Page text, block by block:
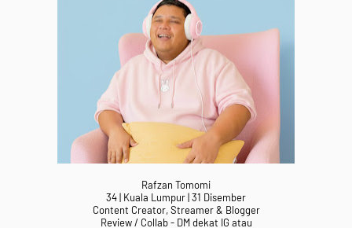
Rafzan Tomomi
34 | Kuala Lumpur | 31 Disember
Content Creator, Streamer & Blogger
Review / Collab - DM dekat IG atau